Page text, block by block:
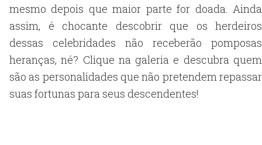
mesmo depois que maior parte for doada. Ainda
assim, é chocante descobrir que os herdeiros
dessas celebridades não receberão pomposas
heranças, né? Clique na galeria e descubra quem
são as personalidades que não pretendem repassar
suas fortunas para seus descendentes!